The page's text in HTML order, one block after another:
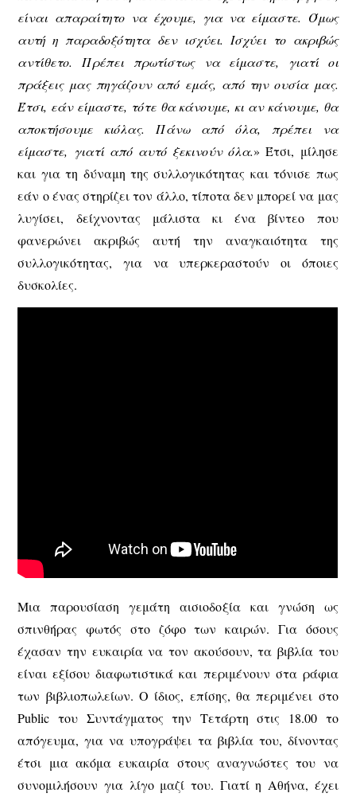
είναι απαραίτητο να έχουμε, για να είμαστε. Όμως
αυτή η παραδοξότητα δεν ισχύει. Ισχύει το ακριβώς
αντίθετο. Πρέπει πρωτίστως να είμαστε, γιατί οι
πράξεις μας πηγάζουν από εμάς, από την ουσία μας.
Έτσι, εάν είμαστε, τότε θα κάνουμε, κι αν κάνουμε, θα
αποκτήσουμε κιόλας. Πάνω από όλα, πρέπει να
είμαστε, γιατί από αυτό ξεκινούν όλα.» Έτσι, μίλησε
και για τη δύναμη της συλλογικότητας και τόνισε πως
εάν ο ένας στηρίζει τον άλλο, τίποτα δεν μπορεί να μας
λυγίσει, δείχνοντας μάλιστα κι ένα βίντεο που
φανερώνει ακριβώς αυτή την αναγκαιότητα της
συλλογικότητας, για να υπερκεραστούν οι όποιες
δυσκολίες.
Μια παρουσίαση γεμάτη αισιοδοξία και γνώση ως
σπινθήρας φωτός στο ζόφο των καιρών. Για όσους
έχασαν την ευκαιρία να τον ακούσουν, τα βιβλία του
είναι εξίσου διαφωτιστικά και περιμένουν στα ράφια
των βιβλιοπωλείων. Ο ίδιος, επίσης, θα περιμένει στο
Public του Συντάγματος την Τετάρτη στις 18.00 το
απόγευμα, για να υπογράψει τα βιβλία του, δίνοντας
έτσι μια ακόμα ευκαιρία στους αναγνώστες του να
συνομιλήσουν για λίγο μαζί του. Γιατί η Αθήνα, έχει